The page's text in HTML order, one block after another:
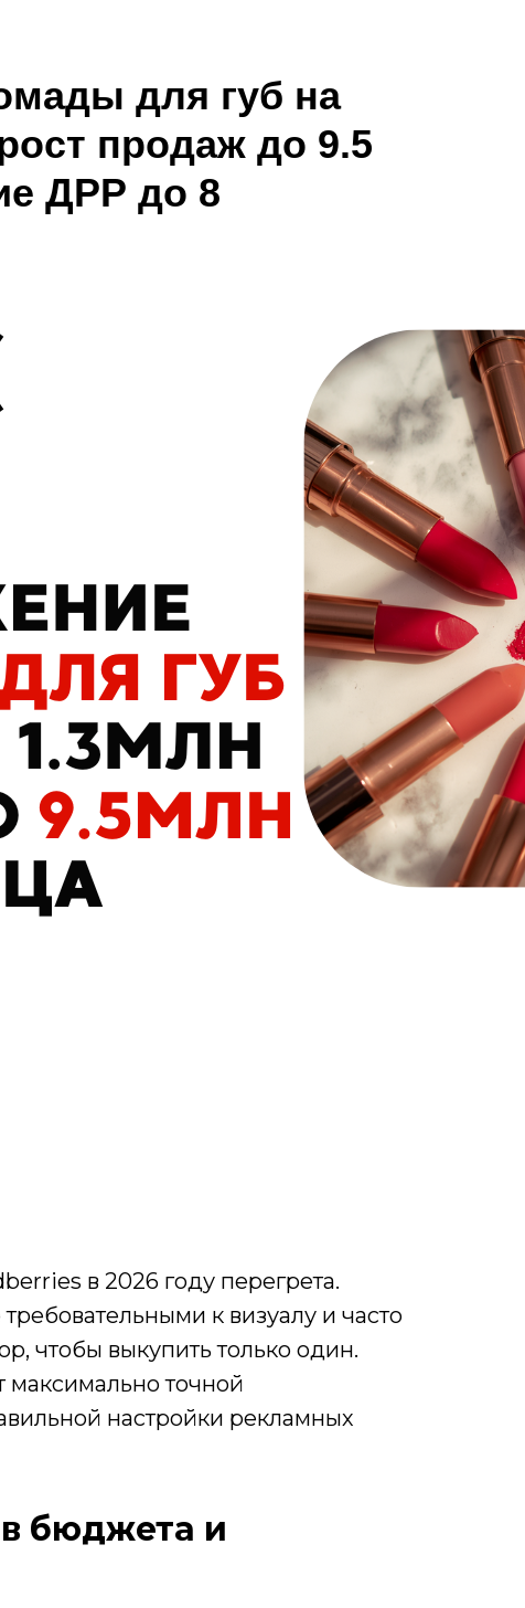
для губ на
продаж до 9.5
ДРР до 8
в 2026 году перегрета.
к визуалу и часто
чтобы выкупить только один.
точной
настройки рекламных
бюджета и